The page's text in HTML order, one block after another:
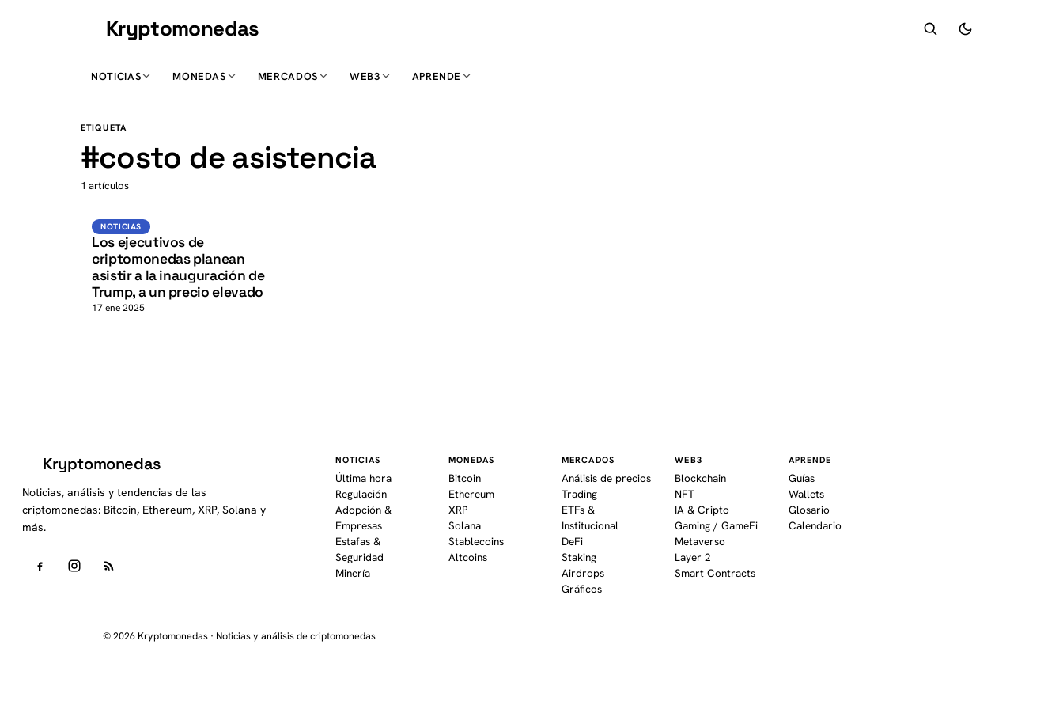
Kryptomonedas
NOTICIAS MONEDAS MERCADOS WEB3 APRENDE
ETIQUETA
#costo de asistencia
1 artículos K
NOTICIAS
Los ejecutivos de
criptomonedas planean
asistir a la inauguración de
Trump, a un precio elevado
17 ene 2025
Kryptomonedas
Noticias, análisis y tendencias de las
criptomonedas: Bitcoin, Ethereum, XRP, Solana y
más.
NOTICIAS
Última hora
Regulación
Adopción &
Empresas
Estafas &
Seguridad
Minería
MONEDAS
Bitcoin
Ethereum
XRP
Solana
Stablecoins
Altcoins
MERCADOS
Análisis de precios
Trading
ETFs &
Institucional
DeFi
Staking
Airdrops
Gráficos
WEB3
Blockchain
NFT
IA & Cripto
Gaming / GameFi
Metaverso
Layer 2
Smart Contracts
APRENDE
Guías
Wallets
Glosario
Calendario
© 2026 Kryptomonedas · Noticias y análisis de criptomonedas